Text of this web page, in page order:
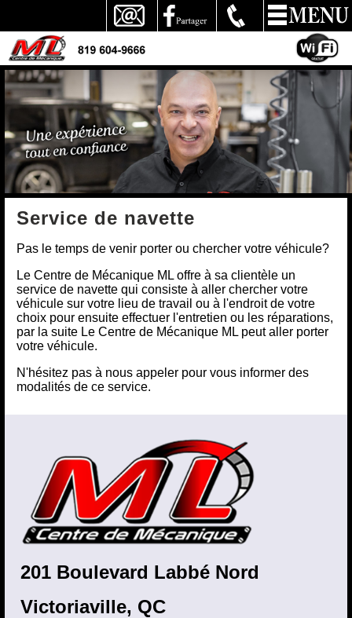
Service de navette
Pas le temps de venir porter ou chercher votre véhicule?
Le Centre de Mécanique ML offre à sa clientèle un
service de navette qui consiste à aller chercher votre
véhicule sur votre lieu de travail ou à l'endroit de votre
choix pour ensuite effectuer l'entretien ou les réparations,
par la suite Le Centre de Mécanique ML peut aller porter
votre véhicule.
N'hésitez pas à nous appeler pour vous informer des
modalités de ce service.
201 Boulevard Labbé Nord
Victoriaville, QC